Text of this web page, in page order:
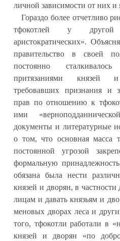
личной зависимости от них
Гораздо более отчетливо
тфокотлей у
аристократических».
правительство в своей
постоянно
притязаниями князей
требовавших признания и
прав по отношению к
ими
документы и литературные
о том, что основная масса
постоянной угрозой
формальную
обязана была нести
князей и дворян, в
лицам и давать князьям и
меновых дворах леса и
того, тфокотли работали в
князей и дворян «по